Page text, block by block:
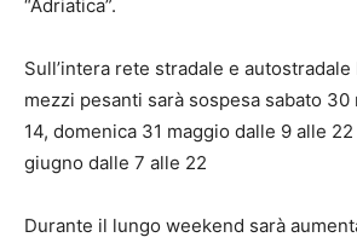
“Adriatica”.
Sull’intera rete stradale e
mezzi pesanti sarà sospesa sabato 30
14, domenica 31 maggio dalle 9 alle
giugno dalle 7 alle 22
Durante il lungo weekend sarà